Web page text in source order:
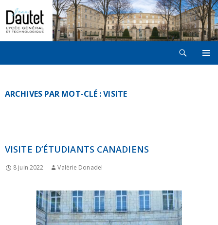
ARCHIVES PAR MOT-CLÉ : VISITE
VISITE D’ÉTUDIANTS CANADIENS
8 juin 2022 Valérie Donadel